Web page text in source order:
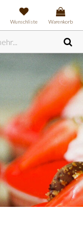
Wunschliste Warenkorb